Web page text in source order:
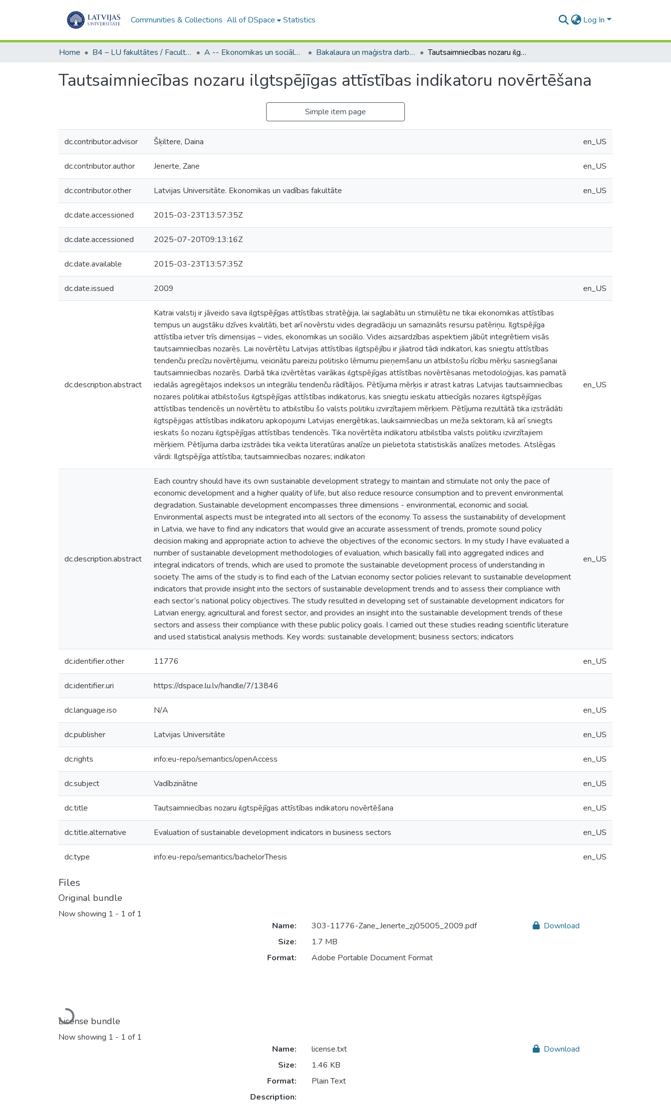
Communities & Collections All of DSpace Statistics Log In
Home B4 – LU fakultātes / Faculties of the UL A -- Ekonomikas un sociālo zinātņu fakultāte / Faculty of Economics and Social Sciences Bakalaura un maģistra darbi (ESZF) / Bachelor's and Master's theses Tautsaimniecības nozaru ilgtspējīgas attīstības indikatoru novērtēšana
Tautsaimniecības nozaru ilgtspējīgas attīstības indikatoru novērtēšana
Simple item page
dc.contributor.advisor Šķiltere, Daina en_US
dc.contributor.author Jenerte, Zane en_US
dc.contributor.other Latvijas Universitāte. Ekonomikas un vadības fakultāte en_US
dc.date.accessioned 2015-03-23T13:57:35Z
dc.date.accessioned 2025-07-20T09:13:16Z
dc.date.available 2015-03-23T13:57:35Z
dc.date.issued 2009 en_US
dc.description.abstract
Katrai valstij ir jāveido sava ilgtspējīgas attīstības stratēģija, lai saglabātu un stimulētu ne tikai ekonomikas attīstības
tempus un augstāku dzīves kvalitāti, bet arī novērstu vides degradāciju un samazināts resursu patēriņu. Ilgtspējīga
attīstība ietver trīs dimensijas – vides, ekonomikas un sociālo. Vides aizsardzības aspektiem jābūt integrētiem visās
tautsaimniecības nozarēs. Lai novērtētu Latvijas attīstības ilgtspējību ir jāatrod tādi indikatori, kas sniegtu attīstības
tendenču precīzu novērtējumu, veicinātu pareizu politisko lēmumu pieņemšanu un atbilstošu rīcību mērķu sasniegšanai
tautsaimniecības nozarēs. Darbā tika izvērtētas vairākas ilgtspējīgas attīstības novērtēsanas metodoloģijas, kas pamatā
iedalās agregētajos indeksos un integrālu tendenču rādītājos. Pētījuma mērķis ir atrast katras Latvijas tautsaimniecības
nozares politikai atbilstošus ilgtspējīgas attīstības indikatorus, kas sniegtu ieskatu attiecīgās nozares ilgtspējīgas
attīstības tendencēs un novērtētu to atbilstību šo valsts politiku izvirzītajiem mērķiem. Pētījuma rezultātā tika izstrādāti
ilgtspējigas attīstības indikatoru apkopojumi Latvijas energētikas, lauksaimniecības un meža sektoram, kā arī sniegts
ieskats šo nozaru ilgtspējīgas attīstības tendencēs. Tika novērtēta indikatoru atbilstība valsts politiku izvirzītajiem
mērķiem. Pētījuma darba izstrādei tika veikta literatūras analīze un pielietota statistiskās analīzes metodes. Atslēgas
vārdi: Ilgtspējīga attīstība; tautsaimniecības nozares; indikatori
en_US
dc.description.abstract
Each country should have its own sustainable development strategy to maintain and stimulate not only the pace of
economic development and a higher quality of life, but also reduce resource consumption and to prevent environmental
degradation. Sustainable development encompasses three dimensions - environmental, economic and social.
Environmental aspects must be integrated into all sectors of the economy. To assess the sustainability of development
in Latvia, we have to find any indicators that would give an accurate assessment of trends, promote sound policy
decision making and appropriate action to achieve the objectives of the economic sectors. In my study I have evaluated a
number of sustainable development methodologies of evaluation, which basically fall into aggregated indices and
integral indicators of trends, which are used to promote the sustainable development process of understanding in
society. The aims of the study is to find each of the Latvian economy sector policies relevant to sustainable development
indicators that provide insight into the sectors of sustainable development trends and to assess their compliance with
each sector’s national policy objectives. The study resulted in developing set of sustainable development indicators for
Latvian energy, agricultural and forest sector, and provides an insight into the sustainable development trends of these
sectors and assess their compliance with these public policy goals. I carried out these studies reading scientific literature
and used statistical analysis methods. Key words: sustainable development; business sectors; indicators
en_US
dc.identifier.other 11776 en_US
dc.identifier.uri https://dspace.lu.lv/handle/7/13846
dc.language.iso N/A en_US
dc.publisher Latvijas Universitāte en_US
dc.rights info:eu-repo/semantics/openAccess en_US
dc.subject Vadībzinātne en_US
dc.title Tautsaimniecības nozaru ilgtspējīgas attīstības indikatoru novērtēšana en_US
dc.title.alternative Evaluation of sustainable development indicators in business sectors en_US
dc.type info:eu-repo/semantics/bachelorThesis en_US
Files
Original bundle
Now showing 1 - 1 of 1
Loading...
Name:
303-11776-Zane_Jenerte_zj05005_2009.pdf
Size:
1.7 MB
Format:
Adobe Portable Document Format
Download
License bundle
Now showing 1 - 1 of 1
Name:
license.txt
Size:
1.46 KB
Format:
Plain Text
Description:
Download